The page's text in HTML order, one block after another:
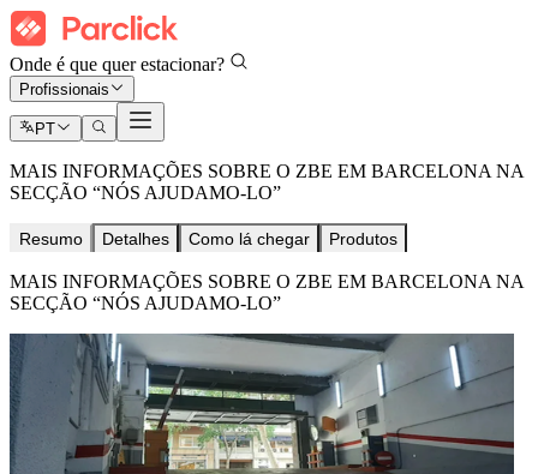
Onde é que quer estacionar?
Profissionais
PT
MAIS INFORMAÇÕES SOBRE O ZBE EM BARCELONA NA
SECÇÃO “NÓS AJUDAMO-LO”
Resumo Detalhes Como lá chegar Produtos
MAIS INFORMAÇÕES SOBRE O ZBE EM BARCELONA NA
SECÇÃO “NÓS AJUDAMO-LO”